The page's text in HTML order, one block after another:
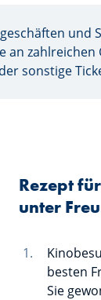
und
an
sonstige
Rezept
unter
besten
Sie